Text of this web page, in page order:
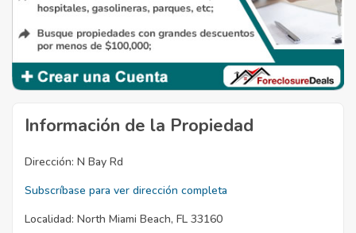
Información de la Propiedad
Dirección: N Bay Rd
Subscríbase para ver dirección completa
Localidad: North Miami Beach, FL 33160